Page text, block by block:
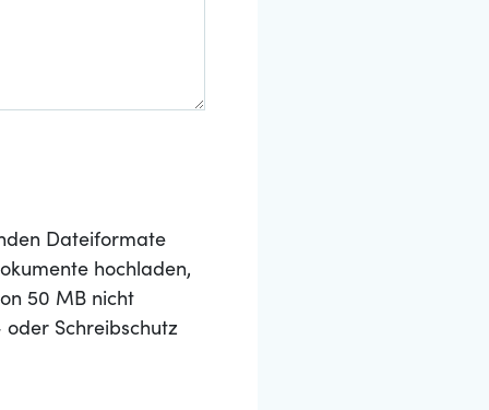
Dateiformate
hochladen,
50 MB nicht
Schreibschutz